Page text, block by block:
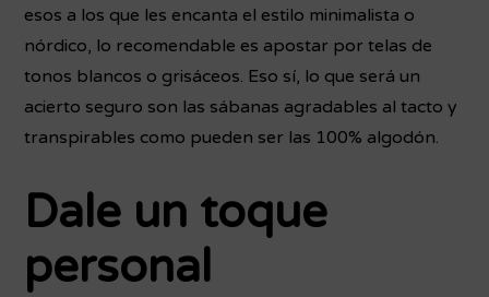
esos a los que les encanta el estilo minimalista o
nórdico, lo recomendable es apostar por telas de
tonos blancos o grisáceos. Eso sí, lo que será un
acierto seguro son las sábanas agradables al tacto y
transpirables como pueden ser las 100% algodón.
Dale un toque
personal